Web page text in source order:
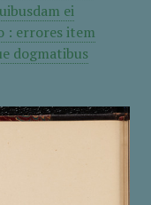
ei
: errores item
dogmatibus